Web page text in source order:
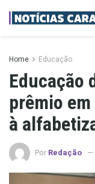
Home Educação
Educação
prêmio
à
Por Redação